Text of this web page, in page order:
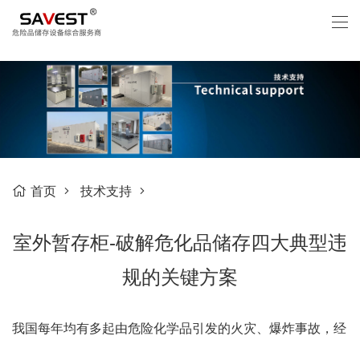
首页 技术支持
室外暂存柜-破解危化品储存四大典型违
规的关键方案
我国每年均有多起由危险化学品引发的火灾、爆炸事故，经